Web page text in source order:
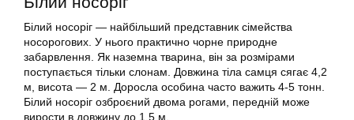
Білий носоріг — найбільший представник сімейства
носорогових. У нього практично чорне природне
забарвлення. Як наземна тварина, він за розмірами
поступається тільки слонам. Довжина тіла самця сягає 4,2
м, висота — 2 м. Доросла особина часто важить 4-5 тонн.
Білий носоріг озброєний двома рогами, передній може
вирости в довжину до 1,5 м.